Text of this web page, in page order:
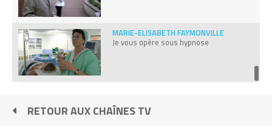
MARIE-ELISABETH FAYMONVILLE
Je vous opère sous hypnose
RETOUR AUX CHAÎNES TV